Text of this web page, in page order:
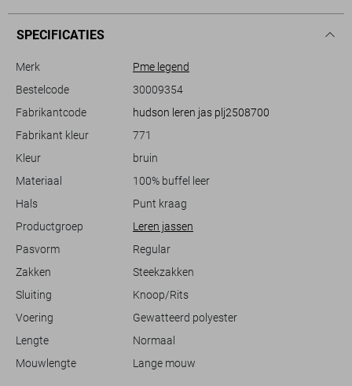
authentieke touch geven. De gewatteerde polyester voering zorgt
ervoor dat je warm blijft tijdens koude winterdagen, terwijl de zachte,
toevoegt aan het ontwerp. Met zowel een rits- als knoopsluiting
Deze leren jas is een ideale keuze voor casual gelegenheden, of je nu
een middagje stad plant of een winterwandeling maakt. Dankzij de
mouwen en normale lengte maken het makkelijk te combineren met
zowel jeans als meer formele outfits. Met zijn duurzame materialen en
Meer informatie:
De totale lengte is 70 cm bij maat M.
SPECIFICATIES
Merk
Pme legend
Bestelcode
30009354
Fabrikantcode
hudson leren jas plj2508700
Fabrikant kleur
771
Kleur
bruin
Materiaal
100% buffel leer
Hals
Punt kraag
Productgroep
Leren jassen
Pasvorm
Regular
Zakken
Steekzakken
Sluiting
Knoop/Rits
Voering
Gewatteerd polyester
Lengte
Normaal
Mouwlengte
Lange mouw